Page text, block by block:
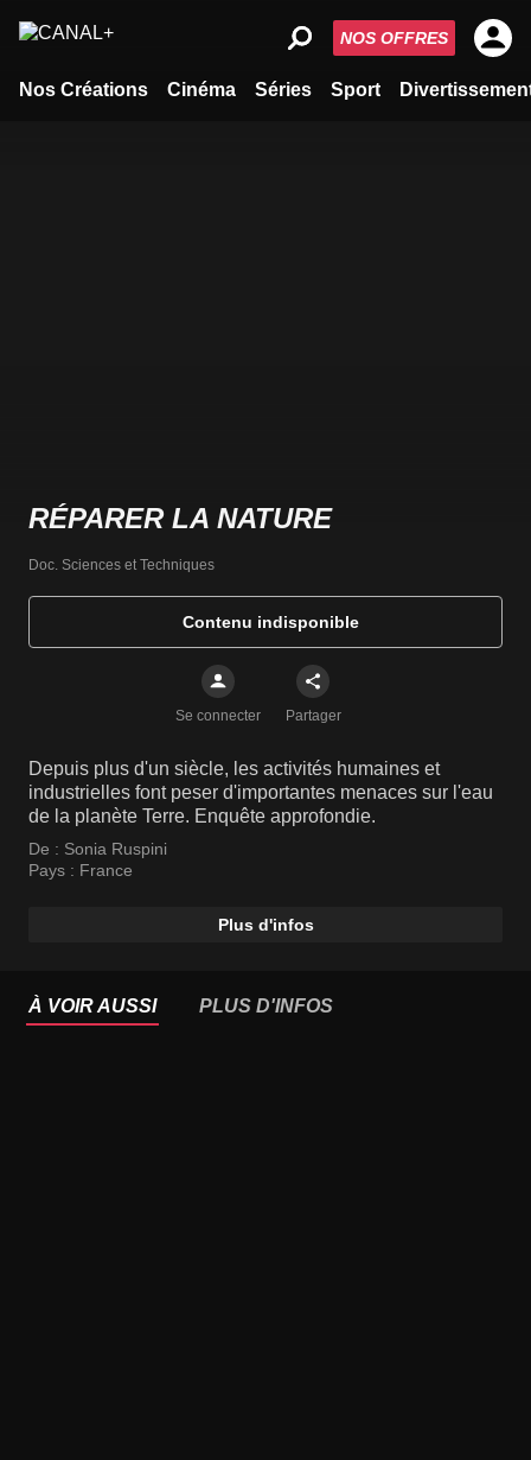
Nos Créations Cinéma Séries Sport
NOS OFFRES
RÉPARER LA NATURE
Doc. Sciences et Techniques
Contenu indisponible
Se connecter Partager
Depuis plus d'un siècle, les activités humaines et
industrielles font peser d'importantes menaces sur l'eau
de la planète Terre. Enquête approfondie.
De : Sonia Ruspini
Pays : France
Plus d'infos
À VOIR AUSSI PLUS D'INFOS